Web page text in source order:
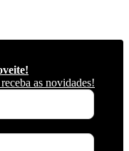
as novidades!